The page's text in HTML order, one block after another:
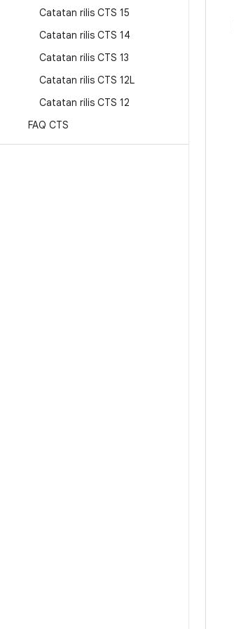
Catatan rilis CTS 15
Catatan rilis CTS 14
Catatan rilis CTS 13
Catatan rilis CTS 12L
Catatan rilis CTS 12
FAQ CTS